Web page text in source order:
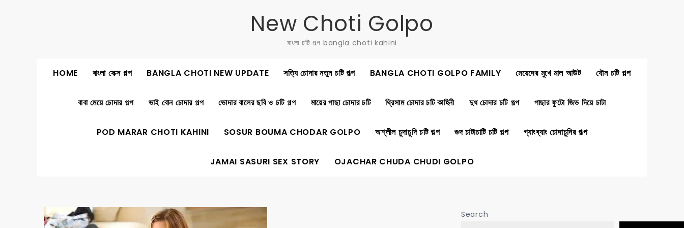
New Choti Golpo
বাংলা চটি গল্প bangla choti kahini
HOME বাংলা সেক্স গল্প BANGLA CHOTI NEW UPDATE সত্যি চোদার নতুন চটি গল্প BANGLA CHOTI GOLPO FAMILY মেয়েদের মুখে মাল আউট যৌন চটি গল্প
বাবা মেয়ে চোদার গল্প ভাই বোন চোদার গল্প ভোদার বালের ছবি ও চটি গল্প মায়ের পাছা চোদার চটি থ্রিসাম চোদার চটি কাহিনী দুধ চোদার চটি গল্প পাছার ফুটো জিভ দিয়ে চাটা
POD MARAR CHOTI KAHINI SOSUR BOUMA CHODAR GOLPO অশ্লীল চুদাচুদি চটি গল্প গুদ চাটাচাটি চটি গল্প গ্যাংব্যাং চোদাচুদির গল্প
JAMAI SASURI SEX STORY OJACHAR CHUDA CHUDI GOLPO
Search